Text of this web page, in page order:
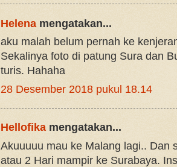
Helena mengatakan...
aku malah belum pernah ke
Sekalinya foto di patung Sura dan
turis. Hahaha
28 Desember 2018 pukul 18.14
Hellofika mengatakan...
Akuuuuu mau ke Malang lagi.. Dan
atau 2 Hari mampir ke Surabaya.